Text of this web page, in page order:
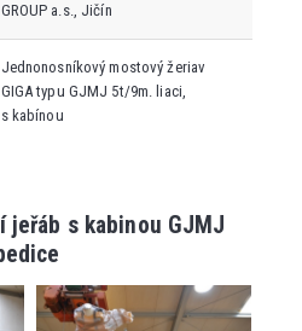
GROUP a.s., Jičín
Jednonosníkový mostový žeriav
GIGA typu GJMJ 5t/9m. liaci,
s kabínou
s kabinou GJMJ